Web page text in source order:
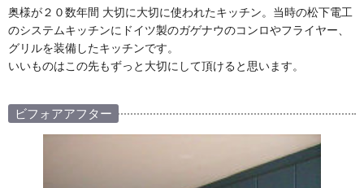
奥様が２０数年間 大切に大切に使われたキッチン。当時の松下電工
のシステムキッチンにドイツ製のガゲナウのコンロやフライヤー、
グリルを装備したキッチンです。
いいものはこの先もずっと大切にして頂けると思います。
ビフォアアフター